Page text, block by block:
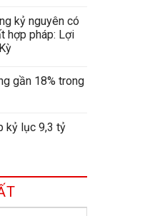
kỷ nguyên có
hợp pháp: Lợi
gần 18% trong
kỷ lục 9,3 tỷ